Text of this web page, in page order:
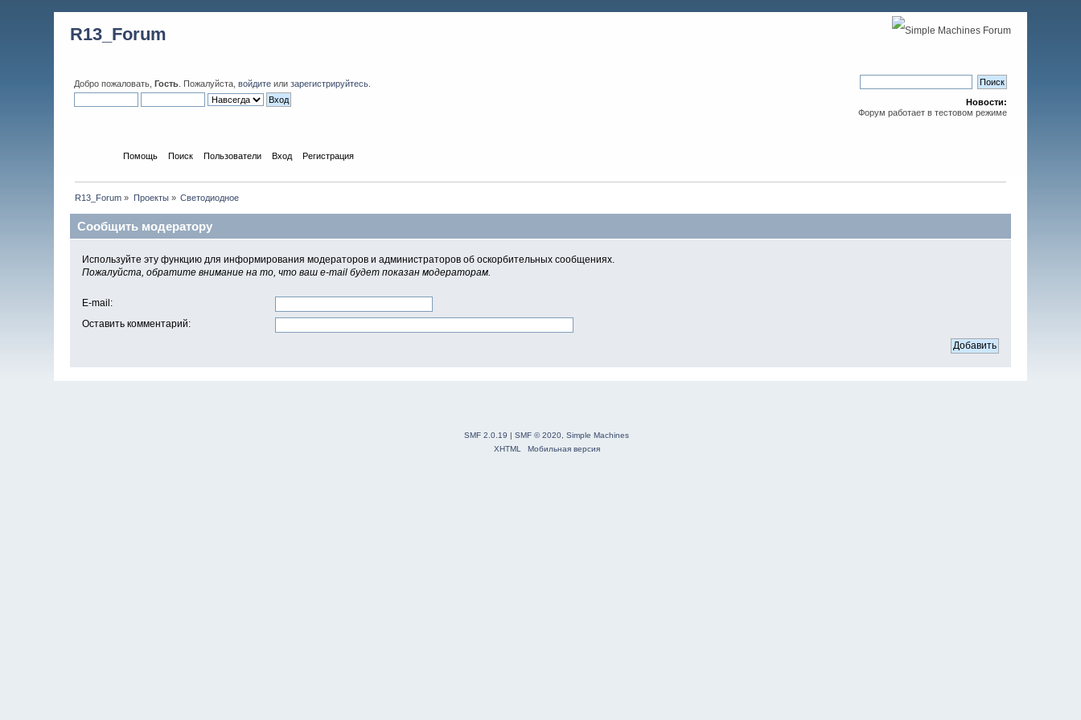
R13_Forum
Добро пожаловать,Гость . Пожалуйста,войдите илизарегистрируйтесь
Новости:
Форум работает в тестовом режиме
Помощь Поиск Пользователи Вход Регистрация
R13_Forum » Проекты» Светодиодное
Сообщить модератору
Используйте эту функцию для информирования модераторов и администраторов об оскорбительных сообщениях.
Пожалуйста, обратите внимание на то, что ваш e-mail будет показан модераторам.
E-mail :
Оставить комментарий:
SMF 2.0.19 | SMF © 2020, Simple Machines
XHTML
Мобильная версия